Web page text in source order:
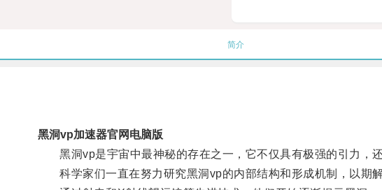
简介
黑洞vp加速器官网电脑版
黑洞vp是宇宙中最神秘的存在之一，它不仅具有极强的引力，还
科学家们一直在努力研究黑洞vp的内部结构和形成机制，以期解